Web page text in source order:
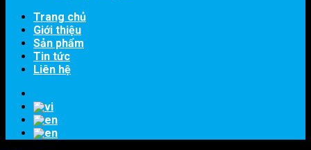
Trang chủ
Giới thiệu
Sản phẩm
Tin tức
Liên hệ